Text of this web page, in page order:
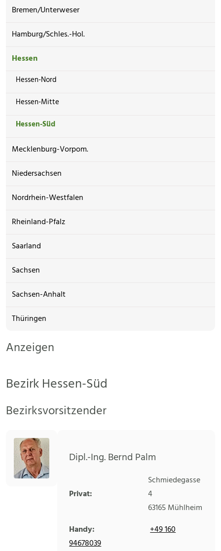
Bremen/Unterweser
Hamburg/Schles.-Hol.
Hessen
Hessen-Nord
Hessen-Mitte
Hessen-Süd
Mecklenburg-Vorpom.
Niedersachsen
Nordrhein-Westfalen
Rheinland-Pfalz
Saarland
Sachsen
Sachsen-Anhalt
Thüringen
Anzeigen
Bezirk Hessen-Süd
Bezirksvorsitzender
Dipl.-Ing. Bernd Palm
Privat:
Schmiedegasse
4
63165Mühlheim
Handy:
+49 160
94678039